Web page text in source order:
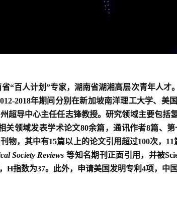
“百人计划”专家，湖南省湖湘高层次青年人才。
2018年期间分别在新加坡南洋理工大学、美
超导中心主任任志锋教授。研究领域主要包括
关领域发表学术论文80余篇，通讯作者8篇、第
物，其中有15篇以上的论文引用超过100次， 11
Society Reviews 等知名期刊正面引用，并被
H指数为37。此外，申请美国发明专利 4项，中